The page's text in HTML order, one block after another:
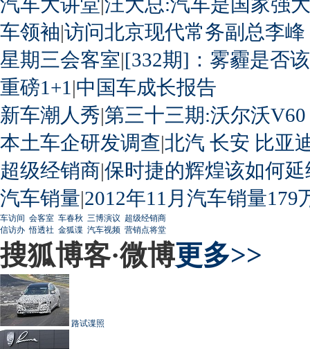
车领袖|访问北京现代常务副总李峰
星期三会客室|[332期]：雾霾是否
重磅1+1 |中国车成长报告
新车潮人秀|第三十三期:沃尔沃
本土车企研发调查|北汽 长安 比亚
超级经销商|保时捷的辉煌该如何延
汽车销量|2012年11月汽车销量179
车访间 会客室 车春秋 三博演议 超级经销商
信访办 悟透社 金狐谍 汽车视频 营销点将堂
搜狐博客·微博更多>>
路试谍照